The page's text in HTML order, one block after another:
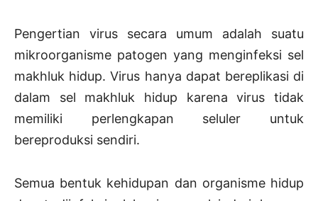
Pengertian virus secara umum adalah suatu
mikroorganisme patogen yang menginfeksi sel
makhluk hidup. Virus hanya dapat bereplikasi di
dalam sel makhluk hidup karena virus tidak
memiliki perlengkapan seluler untuk
bereproduksi sendiri.
Semua bentuk kehidupan dan organisme hidup